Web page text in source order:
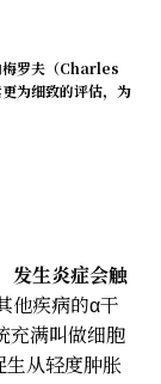
梅罗夫（Charles
为细致的评估，为
发生炎症会触
他疾病的α干
满叫做细胞
从轻度肿胀